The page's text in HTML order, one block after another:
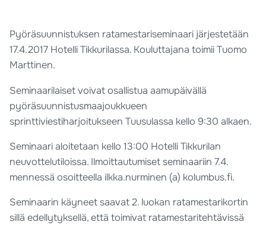
Pyöräsuunnistuksen ratamestariseminaari järjestetään
17.4.2017 Hotelli Tikkurilassa. Kouluttajana toimii Tuomo
Marttinen.
Seminaarilaiset voivat osallistua aamupäivällä
pyöräsuunnistusmaajoukkueen
sprinttiviestiharjoitukseen Tuusulassa kello 9:30 alkaen.
Seminaari aloitetaan kello 13:00 Hotelli Tikkurilan
neuvottelutiloissa. Ilmoittautumiset seminaariin 7.4.
mennessä osoitteella ilkka.nurminen (a) kolumbus.fi.
Seminaarin käyneet saavat 2. luokan ratamestarikortin
sillä edellytyksellä, että toimivat ratamestaritehtävissä